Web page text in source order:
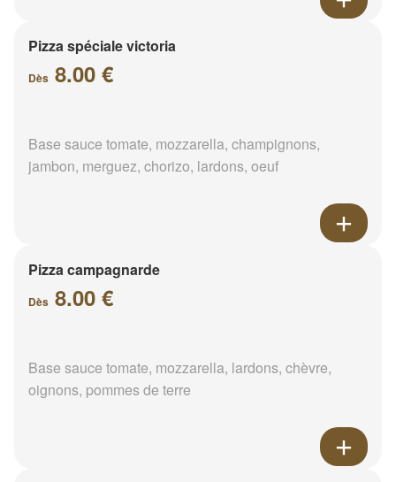
Pizza spéciale victoria
Dès 8.00 €
Base sauce tomate, mozzarella, champignons,
jambon, merguez, chorizo, lardons, oeuf
Pizza campagnarde
Dès 8.00 €
Base sauce tomate, mozzarella, lardons, chèvre,
oignons, pommes de terre